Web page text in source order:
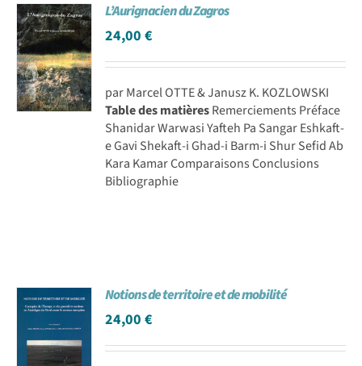
L’Aurignacien du Zagros
24,00€
par Marcel OTTE & Janusz K. KOZLOWSKI
Table des matièresRemerciements Préface
Shanidar Warwasi Yafteh Pa Sangar Eshkaft-
e Gavi Shekaft-i Ghad-i Barm-i Shur Sefid Ab
Kara Kamar Comparaisons Conclusions
Bibliographie
Notions de territoire et de mobilité
24,00€